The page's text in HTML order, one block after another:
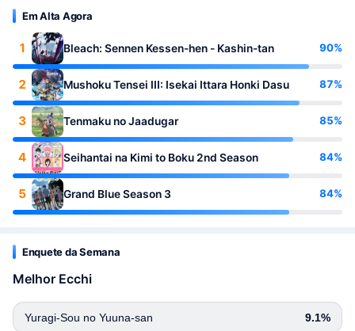
Em Alta Agora
1 Bleach: Sennen Kessen-hen - Kashin-tan 90%
2 Mushoku Tensei III: Isekai Ittara Honki Dasu 87%
3 Tenmaku no Jaadugar 85%
4 Seihantai na Kimi to Boku 2nd Season 84%
5 Grand Blue Season 3 84%
Enquete da Semana
Melhor Ecchi
Yuragi-Sou no Yuuna-san 9.1%